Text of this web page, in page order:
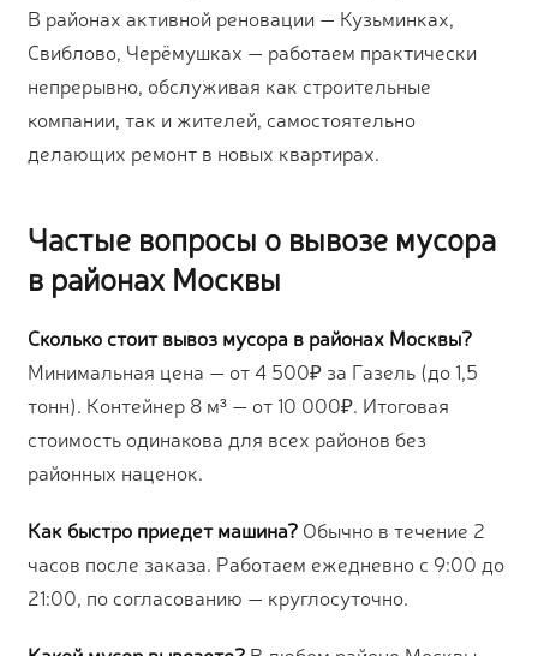
В районах активной реновации — Кузьминках,
Свиблово, Черёмушках — работаем практически
непрерывно, обслуживая как строительные
компании, так и жителей, самостоятельно
делающих ремонт в новых квартирах.
Частые вопросы о вывозе мусора
в районах Москвы
Сколько стоит вывоз мусора в районах Москвы?
Минимальная цена — от 4 500₽ за Газель (до 1,5
тонн). Контейнер 8 м³ — от 10 000₽. Итоговая
стоимость одинакова для всех районов без
районных наценок.
Как быстро приедет машина? Обычно в течение 2
часов после заказа. Работаем ежедневно с 9:00 до
21:00, по согласованию — круглосуточно.